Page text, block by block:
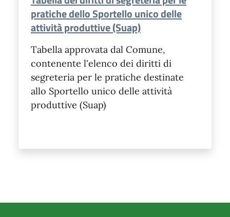
pratiche dello Sportello unico delle
attività produttive (Suap)
Tabella approvata dal Comune,
contenente l'elenco dei diritti di
segreteria per le pratiche destinate
allo Sportello unico delle attività
produttive (Suap)